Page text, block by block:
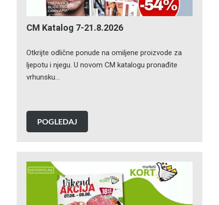
CM Katalog 7-21.8.2026
Otkrijte odlične ponude na omiljene proizvode za
ljepotu i njegu. U novom CM katalogu pronađite
vrhunsku…
POGLEDAJ